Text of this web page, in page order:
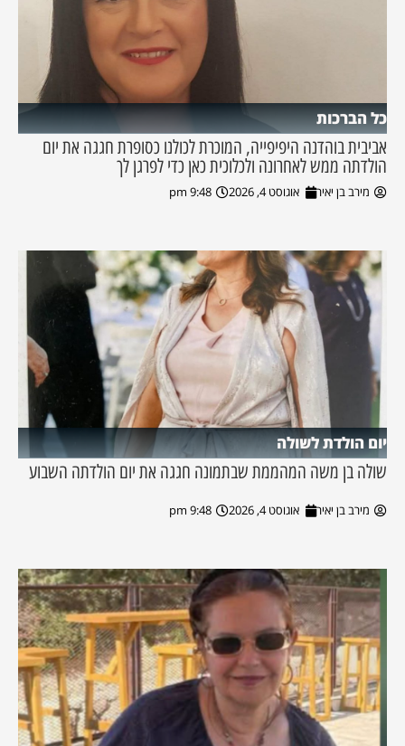
כל הברכות
אביבית בוהדנה היפיפייה, המוכרת לכולנו כסופרת חגגה את יום
הולדתה ממש לאחרונה ולכלוכית כאן כדי לפרגן לך
מירב בן יאיר אוגוסט 4, 2026 9:48 pm
יום הולדת לשולה
שולה בן משה המהממת שבתמונה חגגה את יום הולדתה השבוע
מירב בן יאיר אוגוסט 4, 2026 9:48 pm